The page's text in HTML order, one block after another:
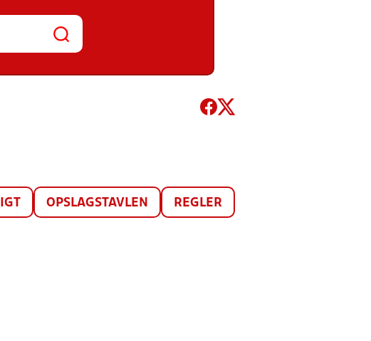
OPSLAGSTAVLEN REGLER